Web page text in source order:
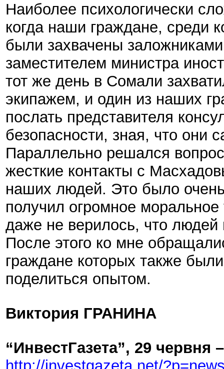
Наиболее психологически
когда наши граждане, среди
были захвачены
заместителем министра
тот же день в Сомали
экипажем, и один из наших
послать представителя
безопасности, зная, что они
Параллельно решался
жесткие контакты с
наших людей. Это было
получил огромное
даже не верилось, что
После этого ко мне
граждане которых также
поделиться опытом.
Виктория ГРАНИНА
“ИнвестГазета”, 29